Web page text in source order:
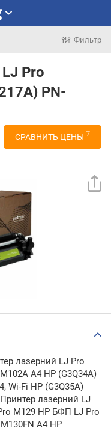
Фильтр
Pro
PN-
СРАВНИТЬ ЦЕНЫ 7
лазерний LJ Pro
A4 HP (G3Q34A)
Wi-Fi HP (G3Q35A)
лазерний LJ
M129 HP БФП LJ Pro
А4 HP